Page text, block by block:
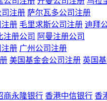
注册 萨尔瓦多公司注册
注册 毛里求斯公司注册 迪拜
注册公司 阿曼注册公司
册 广州公司注册
美国基金会公司注册 英国
商永隆银行 香港中信银行 香